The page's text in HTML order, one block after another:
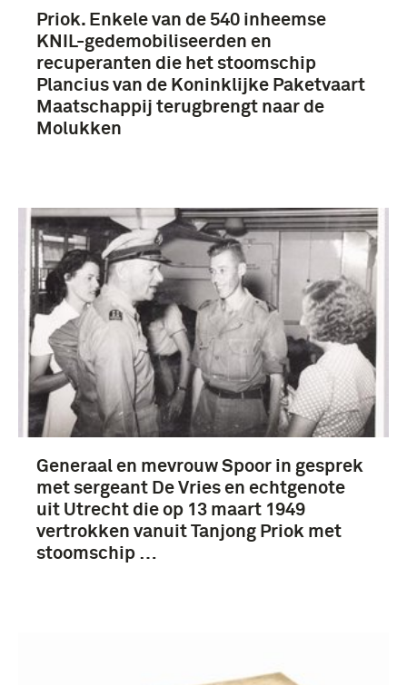
Priok. Enkele van de 540 inheemse
KNIL-gedemobiliseerden en
recuperanten die het stoomschip
Plancius van de Koninklijke Paketvaart
Maatschappij terugbrengt naar de
Molukken
Generaal en mevrouw Spoor in gesprek
met sergeant De Vries en echtgenote
uit Utrecht die op 13 maart 1949
vertrokken vanuit Tanjong Priok met
stoomschip …